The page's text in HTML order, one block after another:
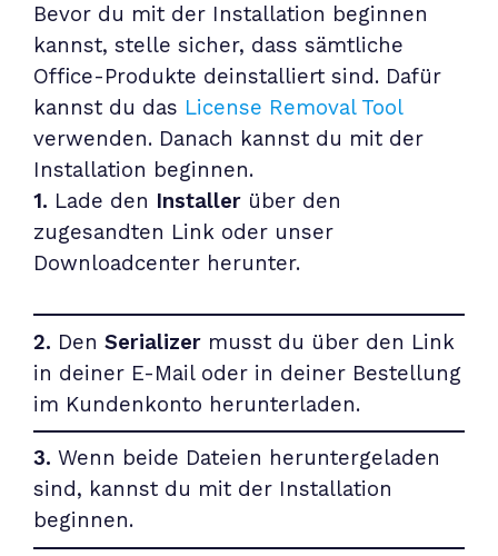
Bevor du mit der Installation beginnen
kannst, stelle sicher, dass sämtliche
Office-Produkte deinstalliert sind. Dafür
kannst du das License Removal Tool
verwenden. Danach kannst du mit der
Installation beginnen.
1. Lade den Installer über den
zugesandten Link oder unser
Downloadcenter herunter.
2. Den Serializer musst du über den Link
in deiner E-Mail oder in deiner Bestellung
im Kundenkonto herunterladen.
3. Wenn beide Dateien heruntergeladen
sind, kannst du mit der Installation
beginnen.